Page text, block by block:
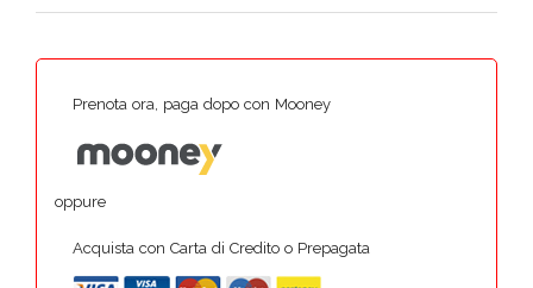
Prenota ora, paga dopo con Mooney
oppure
Acquista con Carta di Credito o Prepagata